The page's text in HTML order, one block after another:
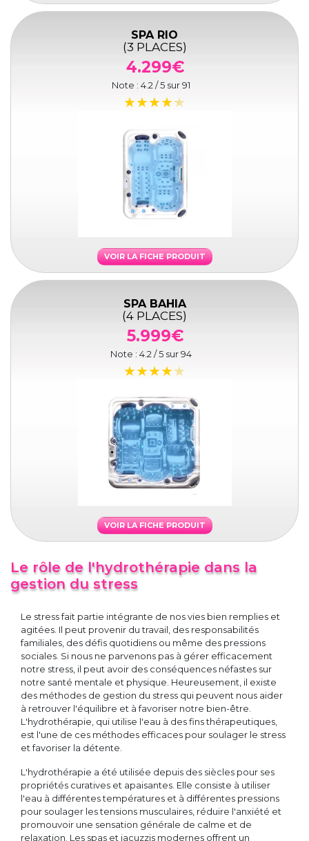
SPA RIO
(3 PLACES)
4.299€
Note : 4.2 / 5 sur91
VOIR LA FICHE PRODUIT
SPA BAHIA
(4 PLACES)
5.999€
Note : 4.2 / 5 sur94
VOIR LA FICHE PRODUIT
Le rôle de l'hydrothérapie dans la
gestion du stress
Le stress fait partie intégrante de nos vies bien remplies et
agitées. Il peut provenir du travail, des responsabilités
familiales, des défis quotidiens ou même des pressions
sociales. Si nous ne parvenons pas à gérer efficacement
notre stress, il peut avoir des conséquences néfastes sur
notre santé mentale et physique. Heureusement, il existe
des méthodes de gestion du stress qui peuvent nous aider
à retrouver l'équilibre et à favoriser notre bien-être.
L'hydrothérapie, qui utilise l'eau à des fins thérapeutiques,
est l'une de ces méthodes efficaces pour soulager le stress
et favoriser la détente.
L'hydrothérapie a été utilisée depuis des siècles pour ses
propriétés curatives et apaisantes. Elle consiste à utiliser
l'eau à différentes températures et à différentes pressions
pour soulager les tensions musculaires, réduire l'anxiété et
promouvoir une sensation générale de calme et de
relaxation. Les spas et jacuzzis modernes offrent un